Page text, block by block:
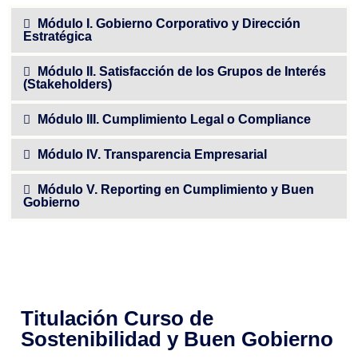
Módulo I. Gobierno Corporativo y Dirección
Estratégica
Módulo II. Satisfacción de los Grupos de Interés
(Stakeholders)
Módulo III. Cumplimiento Legal o Compliance
Módulo IV. Transparencia Empresarial
Módulo V. Reporting en Cumplimiento y Buen
Gobierno
Titulación Curso de
Sostenibilidad y Buen Gobierno